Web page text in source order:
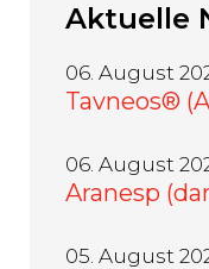
Aktuelle
06. August
Tavneos®
06. August
Aranesp
05. August